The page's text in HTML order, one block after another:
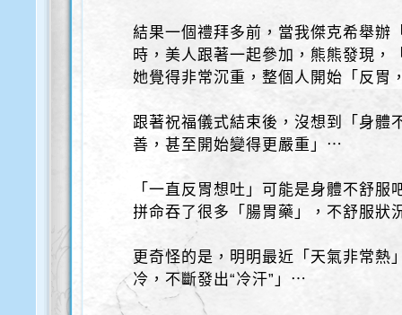
結果一個禮拜多前，當我傑克希舉辦
時，美人跟著一起參加，熊熊發現，
她覺得非常沉重，整個人開始「反
跟著祝福儀式結束後，沒想到「身體
善，甚至開始變得更嚴重」⋯
「一直反胃想吐」可能是身體不舒
拼命吞了很多「腸胃藥」，不舒服狀
更奇怪的是，明明最近「天氣非常熱
冷，不斷發出“冷汗”」⋯